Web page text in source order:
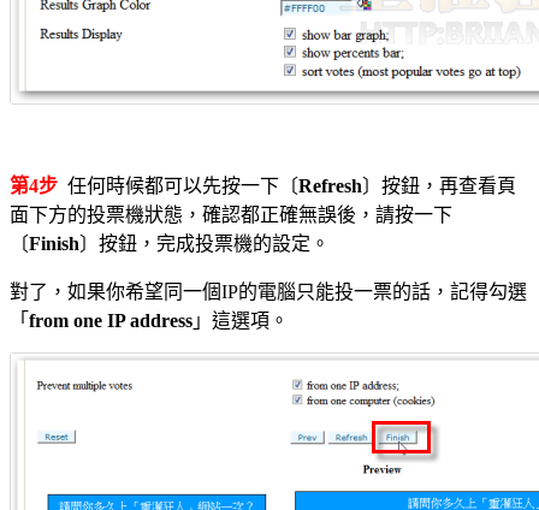
第4步 任何時候都可以先按一下〔Refresh〕按鈕，再查看頁
面下方的投票機狀態，確認都正確無誤後，請按一下
〔Finish〕按鈕，完成投票機的設定。
對了，如果你希望同一個IP的電腦只能投一票的話，記得勾選
「 from one IP address 」這選項。